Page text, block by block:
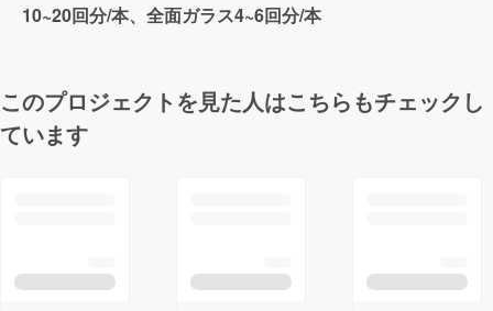
10~20回分/本、全面ガラス4~6回分/本
このプロジェクトを見た人はこちらもチェックし
ています